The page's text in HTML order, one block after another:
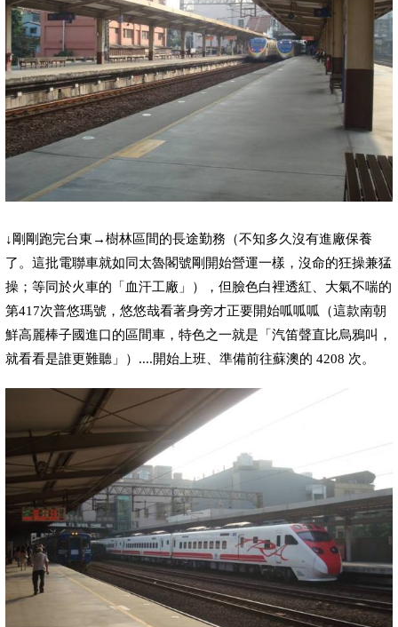
↓剛剛跑完台東→樹林區間的長途勤務（不知多久沒有進廠保養
了。這批電聯車就如同太魯閣號剛開始營運一樣，沒命的狂操兼猛
操；等同於火車的「血汗工廠」），但臉色白裡透紅、大氣不喘的
第417次普悠瑪號， 悠悠哉看著身旁才正要開始呱呱呱（這款南朝
鮮高麗棒子國進口的區間車，特色之一就是「汽笛聲直比烏鴉叫，
就看看是誰更難聽」） ....開始上班 、準備前往蘇澳的 4208 次。